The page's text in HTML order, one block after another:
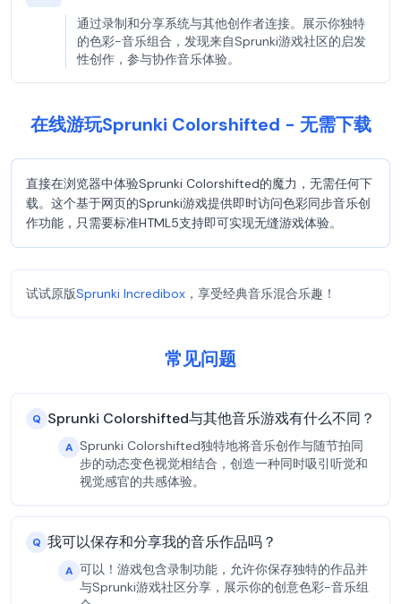
通过录制和分享系统与其他创作者连接。展示你独特
的色彩-音乐组合，发现来自Sprunki游戏社区的启发
性创作，参与协作音乐体验。
在线游玩Sprunki Colorshifted - 无需下载
直接在浏览器中体验Sprunki Colorshifted的魔力，无需任何下
载。这个基于网页的Sprunki游戏提供即时访问色彩同步音乐创
作功能，只需要标准HTML5支持即可实现无缝游戏体验。
试试原版Sprunki Incredibox ，享受经典音乐混合乐趣！
常见问题
Q Sprunki Colorshifted与其他音乐游戏有什么不同？
A Sprunki Colorshifted独特地将音乐创作与随节拍同
步的动态变色视觉相结合，创造一种同时吸引听觉和
视觉感官的共感体验。
Q 我可以保存和分享我的音乐作品吗？
A 可以！游戏包含录制功能，允许你保存独特的作品并
与Sprunki游戏社区分享，展示你的创意色彩-音乐组